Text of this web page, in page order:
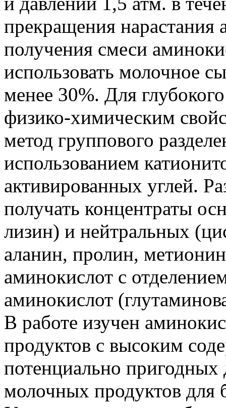
прекращения нарастания
получения смеси
использовать молочное
менее 30%. Для
физико-химическим
метод группового
использованием
активированных углей.
получать концентраты
лизин) и нейтральных
аланин, пролин,
аминокислот с
аминокислот
В работе изучен
продуктов с высоким
потенциально пригодных
молочных продуктов для